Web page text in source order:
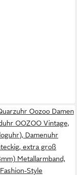
Oozoo Damen
OOZOO Vintage,
Damenuhr
extra groß
Metallarmband,
Fashion-Style